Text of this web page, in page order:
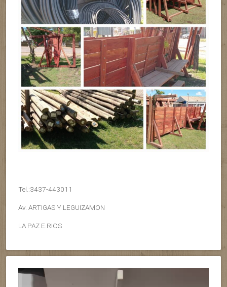
Tel.:3437-443011
Av. ARTIGAS Y LEGUIZAMON
LA PAZ E.RIOS
Reproductor